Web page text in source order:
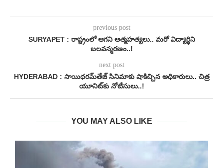
previous post
SURYAPET : రాష్ట్రంలో ఆగని ఆత్మహత్యలు.. మరో విద్యార్థిని
బలవన్మరణం..!
next post
HYDERABAD : సాయిధరమ్‌తేజ్ సినిమాకు షాకిచ్చిన అధికారులు.. చిత్ర
యూనిట్‌కు నోటీసులు..!
YOU MAY ALSO LIKE